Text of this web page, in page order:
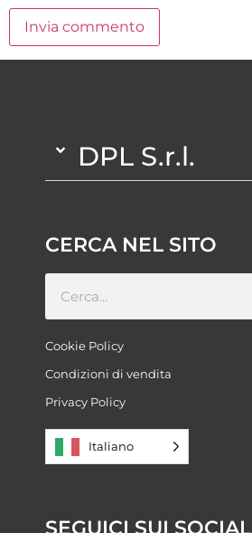
DPL S.r.l.
CERCA NEL SITO
Cookie Policy
Condizioni di vendita
Privacy Policy
Italiano
SEGUICI SUI SOCIAL